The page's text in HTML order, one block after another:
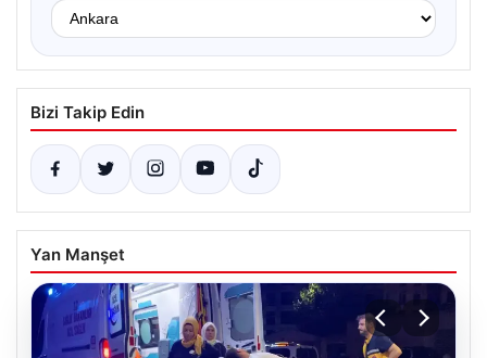
Bizi Takip Edin
Yan Manşet